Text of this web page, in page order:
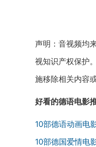
声明：音视频均
视知识产权保护
施移除相关内容
好看的德语电影
10部德语动画电
10部德国爱情电